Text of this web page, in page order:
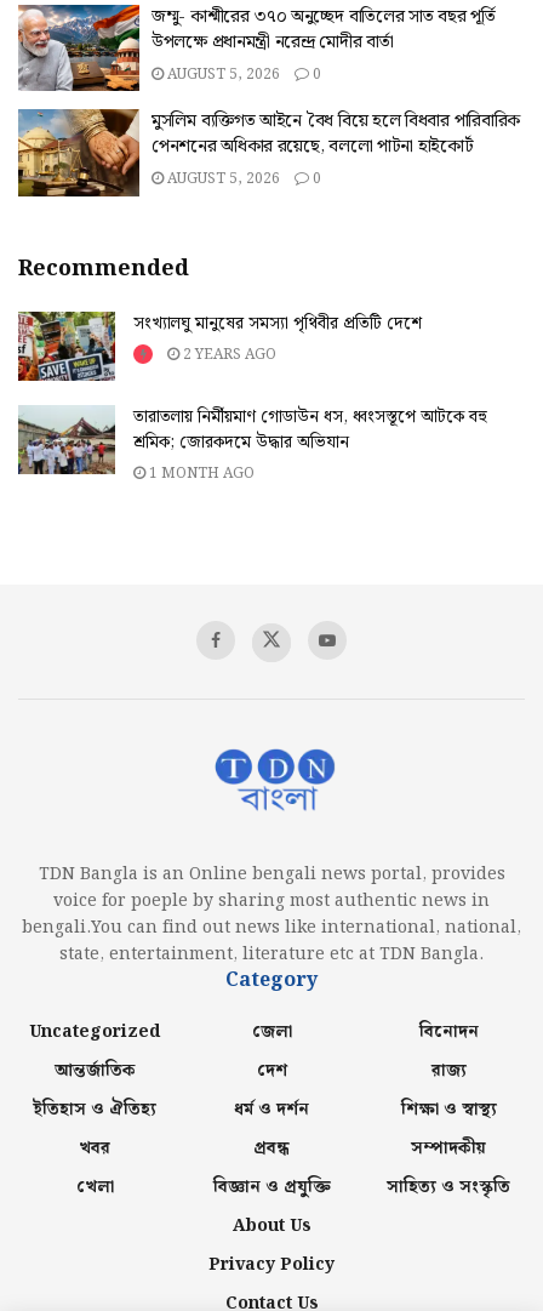
জম্মু- কাশ্মীরের ৩৭০ অনুচ্ছেদ বাতিলের সাত বছর পূর্তি
উপলক্ষে প্রধানমন্ত্রী নরেন্দ্র মোদীর বার্তা
AUGUST 5, 2026 0
মুসলিম ব্যক্তিগত আইনে বৈধ বিয়ে হলে বিধবার পারিবারিক
পেনশনের অধিকার রয়েছে, বললো পাটনা হাইকোর্ট
AUGUST 5, 2026 0
Recommended
সংখ্যালঘু মানুষের সমস্যা পৃথিবীর প্রতিটি দেশে
2 YEARS AGO
তারাতলায় নির্মীয়মাণ গোডাউন ধস, ধ্বংসস্তূপে আটকে বহু
শ্রমিক; জোরকদমে উদ্ধার অভিযান
1 MONTH AGO
TDN Bangla is an Online bengali news portal, provides
voice for poeple by sharing most authentic news in
bengali.You can find out news like international, national,
state, entertainment, literature etc at TDN Bangla.
Category
Uncategorized
আন্তর্জাতিক
ইতিহাস ও ঐতিহ্য
খবর
খেলা
জেলা
দেশ
ধর্ম ও দর্শন
প্রবন্ধ
বিজ্ঞান ও প্রযুক্তি
বিনোদন
রাজ্য
শিক্ষা ও স্বাস্থ্য
সম্পাদকীয়
সাহিত্য ও সংস্কৃতি
About Us
Privacy Policy
Contact Us